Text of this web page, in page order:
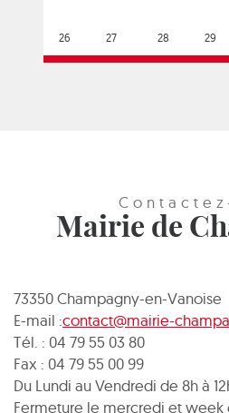
26 27 28 29
Mairie de
73350 Champagny-en-Vanoise
E-mail :contact@mairie-
Tél. : 04 79 55 03 80
Fax : 04 79 55 00 99
Du Lundi au Vendredi de 8h à
Fermeture le mercredi et week